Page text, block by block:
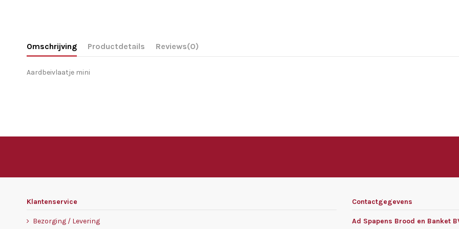
Omschrijving Productdetails Reviews(0)
Aardbeivlaatje mini
Klantenservice
Bezorging / Levering
Contactgegevens
Ad Spapens Brood en Banket